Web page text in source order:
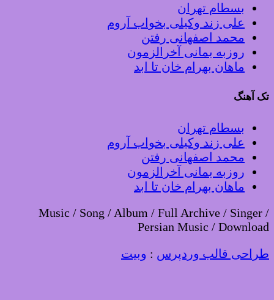
بسطام تهران
علی زند وکیلی بخواب آروم
محمد اصفهانی رفتن
روزبه بمانی آخرالزمون
ماهان بهرام خان تا ابد
تک آهنگ
بسطام تهران
علی زند وکیلی بخواب آروم
محمد اصفهانی رفتن
روزبه بمانی آخرالزمون
ماهان بهرام خان تا ابد
Music / Song / Album / Full Archive / Singer /
Persian Music / Download
طراحی قالب وردپرس : وبیت